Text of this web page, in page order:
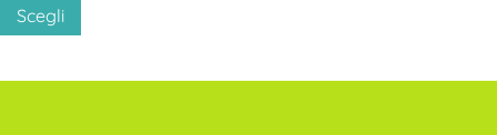
Scegli
prodotto